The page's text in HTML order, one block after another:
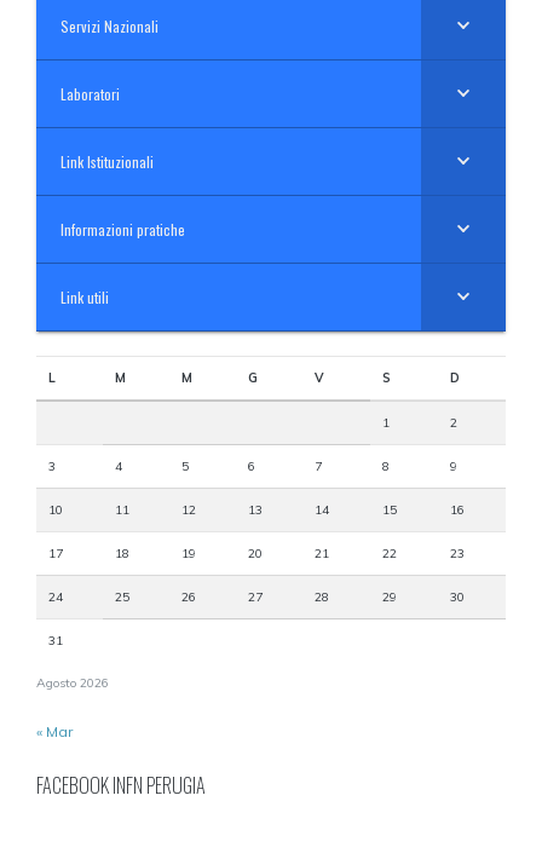
Servizi Nazionali
Laboratori
Link Istituzionali
Informazioni pratiche
Link utili
Agosto 2026
L M M G V S D
1 2
3 4 5 6 7 8 9
10 11 12 13 14 15 16
17 18 19 20 21 22 23
24 25 26 27 28 29 30
31
« Mar
FACEBOOK INFN PERUGIA